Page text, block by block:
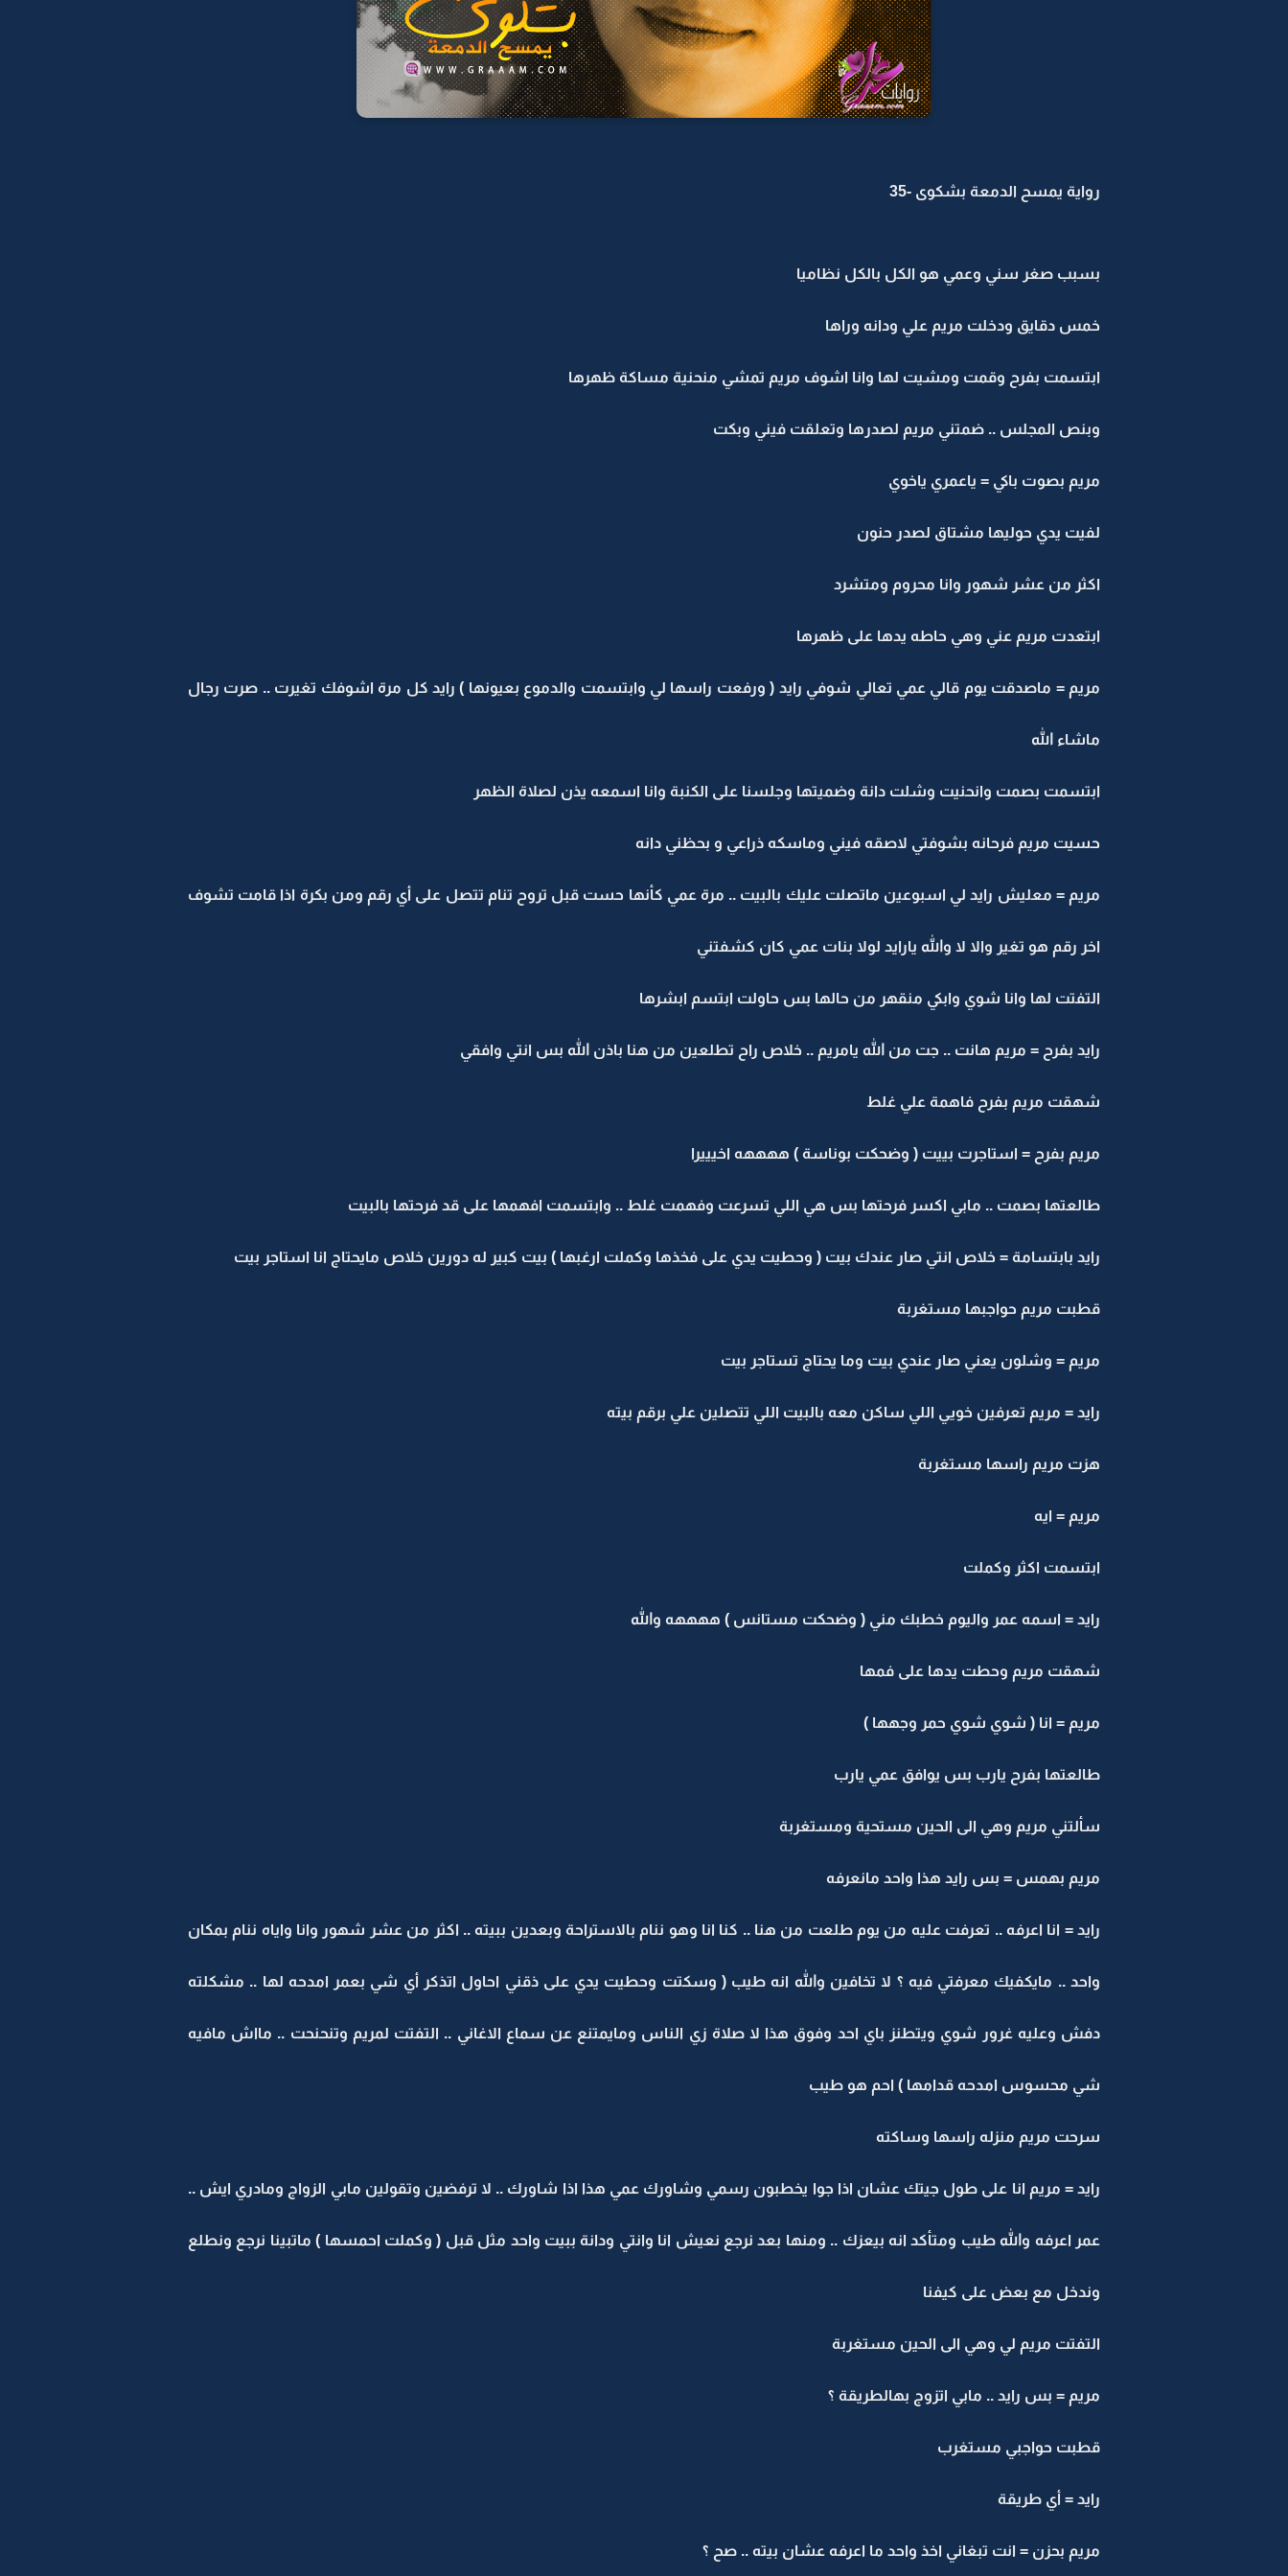
رواية يمسح الدمعة بشكوى -35
بسبب صغر سني وعمي هو الكل بالكل نظاميا
خمس دقايق ودخلت مريم علي ودانه وراها
ابتسمت بفرح وقمت ومشيت لها وانا اشوف مريم تمشي منحنية مساكة ظهرها
وبنص المجلس .. ضمتني مريم لصدرها وتعلقت فيني وبكت
مريم بصوت باكي = ياعمري ياخوي
لفيت يدي حوليها مشتاق لصدر حنون
اكثر من عشر شهور وانا محروم ومتشرد
ابتعدت مريم عني وهي حاطه يدها على ظهرها
مريم = ماصدقت يوم قالي عمي تعالي شوفي رايد ( ورفعت راسها لي وابتسمت والدموع بعيونها ) رايد كل مرة اشوفك تغيرت .. صرت رجال
ماشاء الله
ابتسمت بصمت وانحنيت وشلت دانة وضميتها وجلسنا على الكنبة وانا اسمعه يذن لصلاة الظهر
حسيت مريم فرحانه بشوفتي لاصقه فيني وماسكه ذراعي و بحظني دانه
مريم = معليش رايد لي اسبوعين ماتصلت عليك بالبيت .. مرة عمي كأنها حست قبل تروح تنام تتصل على أي رقم ومن بكرة اذا قامت تشوف
اخر رقم هو تغير والا لا والله يارايد لولا بنات عمي كان كشفتني
التفتت لها وانا شوي وابكي منقهر من حالها بس حاولت ابتسم ابشرها
رايد بفرح = مريم هانت .. جت من الله يامريم .. خلاص راح تطلعين من هنا باذن الله بس انتي وافقي
شهقت مريم بفرح فاهمة علي غلط
مريم بفرح = استاجرت بييت ( وضحكت بوناسة ) ههههه اخيييرا
طالعتها بصمت .. مابي اكسر فرحتها بس هي اللي تسرعت وفهمت غلط .. وابتسمت افهمها على قد فرحتها بالبيت
رايد بابتسامة = خلاص انتي صار عندك بيت ( وحطيت يدي على فخذها وكملت ارغبها ) بيت كبير له دورين خلاص مايحتاج انا استاجر بيت
قطبت مريم حواجبها مستغربة
مريم = وشلون يعني صار عندي بيت وما يحتاج تستاجر بيت
رايد = مريم تعرفين خويي اللي ساكن معه بالبيت اللي تتصلين علي برقم بيته
هزت مريم راسها مستغربة
مريم = ايه
ابتسمت اكثر وكملت
رايد = اسمه عمر واليوم خطبك مني ( وضحكت مستانس ) ههههه والله
شهقت مريم وحطت يدها على فمها
مريم = انا ( شوي شوي حمر وجهها )
طالعتها بفرح يارب بس يوافق عمي يارب
سألتني مريم وهي الى الحين مستحية ومستغربة
مريم بهمس = بس رايد هذا واحد مانعرفه
رايد = انا اعرفه .. تعرفت عليه من يوم طلعت من هنا .. كنا انا وهو ننام بالاستراحة وبعدين ببيته .. اكثر من عشر شهور وانا واياه ننام بمكان
واحد .. مايكفيك معرفتي فيه ؟ لا تخافين والله انه طيب ( وسكتت وحطيت يدي على ذقني احاول اتذكر أي شي بعمر امدحه لها .. مشكلته
دفش وعليه غرور شوي ويتطنز باي احد وفوق هذا لا صلاة زي الناس ومايمتنع عن سماع الاغاني .. التفتت لمريم وتنحنحت .. مااش مافيه
شي محسوس امدحه قدامها ) احم هو طيب
سرحت مريم منزله راسها وساكته
رايد = مريم انا على طول جيتك عشان اذا جوا يخطبون رسمي وشاورك عمي هذا اذا شاورك .. لا ترفضين وتقولين مابي الزواج ومادري ايش ..
عمر اعرفه والله طيب ومتأكد انه بيعزك .. ومنها بعد نرجع نعيش انا وانتي ودانة ببيت واحد مثل قبل ( وكملت احمسها ) ماتبينا نرجع ونطلع
وندخل مع بعض على كيفنا
التفتت مريم لي وهي الى الحين مستغربة
مريم = بس رايد .. مابي اتزوج بهالطريقة ؟
قطبت حواجبي مستغرب
رايد = أي طريقة
مريم بحزن = انت تبغاني اخذ واحد ما اعرفه عشان بيته .. صح ؟